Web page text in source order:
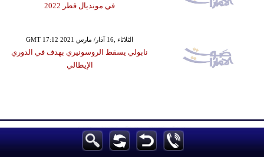
في مونديال قطر 2022
GMT 17:12 2021 الثلاثاء ,16 آذار/ مارس
نابولي يسقط الروسونيري بهدف في الدوري
الإيطالي